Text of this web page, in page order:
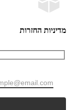
החזרות